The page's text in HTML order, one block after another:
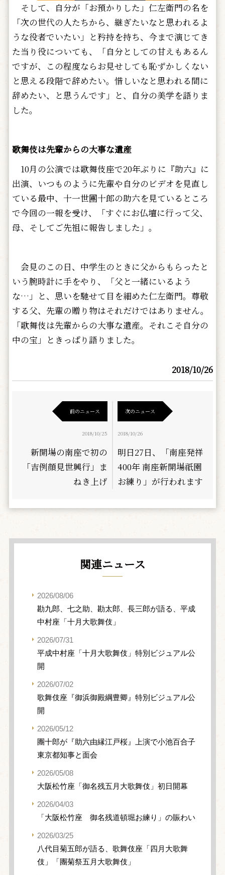
そして、自分が「お預かりした」仁左衛門の名を
「次の世代の人たちから、継ぎたいなと思われるよ
うな役者でいたい」と矜持を持ち、今まで演じてき
た当り役についても、「自分としての甘えもあるん
ですが、この程度ならお見せしても恥ずかしくない
と思える段階で辞めたい。惜しいなと思われる間に
辞めたい、と思うんです」と、自分の美学を語りま
した。
歌舞伎は先輩からの大事な遺産
10月の公演では歌舞伎座で20年ぶりに『助六』に
出演、いつものように先輩や自分のビデオを見直し
ている最中、十一世團十郎の助六を見ているところ
で今回の一報を受け、「すぐにお仏壇に行って父、
母、そしてご先祖に報告しました」。
会見のこの日、中学生のときに父からもらったと
いう腕時計に手をやり、「父と一緒にいるよう
な…」と、思いを馳せて目を細めた仁左衛門。尊敬
する父、先輩の贈り物はそれだけではありません。
「歌舞伎は先輩からの大事な遺産。それこそ自分の
中の宝」ときっぱり語りました。
2018/10/26
前のニュース
2018/10/25
新開場の南座で初の
「吉例顔見世興行」ま
ねき上げ
次のニュース
2018/10/26
明日27日、「南座発祥
400年 南座新開場祇園
お練り」が行われます
関連ニュース
2026/08/06
勘九郎、七之助、勘太郎、長三郎が語る、平成
中村座「十月大歌舞伎」
2026/07/31
平成中村座「十月大歌舞伎」特別ビジュアル公
開
2026/07/02
歌舞伎座『御浜御殿綱豊卿』特別ビジュアル公
開
2026/05/12
團十郎が『助六由縁江戸桜』上演で小池百合子
東京都知事と面会
2026/05/08
大阪松竹座「御名残五月大歌舞伎」初日開幕
2026/04/03
「大阪松竹座 御名残道頓堀お練り」の賑わい
2026/03/25
八代目菊五郎が語る、歌舞伎座「四月大歌舞
伎」「團菊祭五月大歌舞伎」